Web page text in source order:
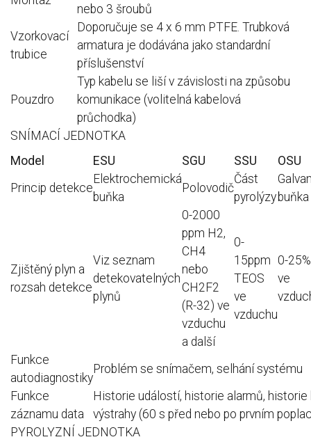
nebo 3 šroubů
Vzorkovací
trubice
Doporučuje se 4 x 6 mm PTFE. Trubková
armatura je dodávána jako standardní
příslušenství
Pouzdro
Typ kabelu se liší v závislosti na způsobu
komunikace (volitelná kabelová
průchodka)
SNÍMACÍ JEDNOTKA
Model
ESU SGU SSU
OSU
Princip detekce
Elektrochemická
buňka
Polovodič
Část
pyrolýzy buňka
Zjištěný plyn a
rozsah detekce
Viz seznam
detekovatelných
plynů
0-2000
ppm H2,
CH4
nebo
CH2F2
(R-32) ve
vzduchu
a další
0-
15ppm
TEOS
ve
vzduchu
0-
ve
Funkce
autodiagnostiky
Problém se snímačem, selhání systému
Funkce
záznamu data
Historie událostí, historie alarmů, historie
výstrahy (60 s před nebo po prvním
PYROLYZNÍ JEDNOTKA